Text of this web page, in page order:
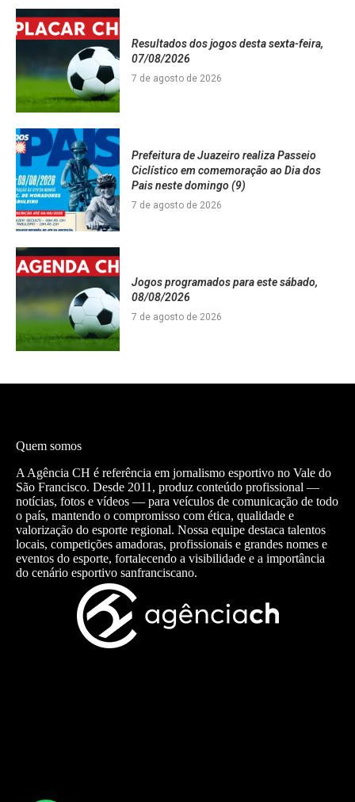
Resultados dos jogos desta sexta-feira,
07/08/2026
7 de agosto de 2026
Prefeitura de Juazeiro realiza Passeio
Ciclístico em comemoração ao Dia dos
Pais neste domingo (9)
7 de agosto de 2026
Jogos programados para este sábado,
08/08/2026
7 de agosto de 2026
Quem somos
A Agência CH é referência em jornalismo esportivo no Vale do
São Francisco. Desde 2011, produz conteúdo profissional —
notícias, fotos e vídeos — para veículos de comunicação de todo
o país, mantendo o compromisso com ética, qualidade e
valorização do esporte regional. Nossa equipe destaca talentos
locais, competições amadoras, profissionais e grandes nomes e
eventos do esporte, fortalecendo a visibilidade e a importância
do cenário esportivo sanfranciscano.